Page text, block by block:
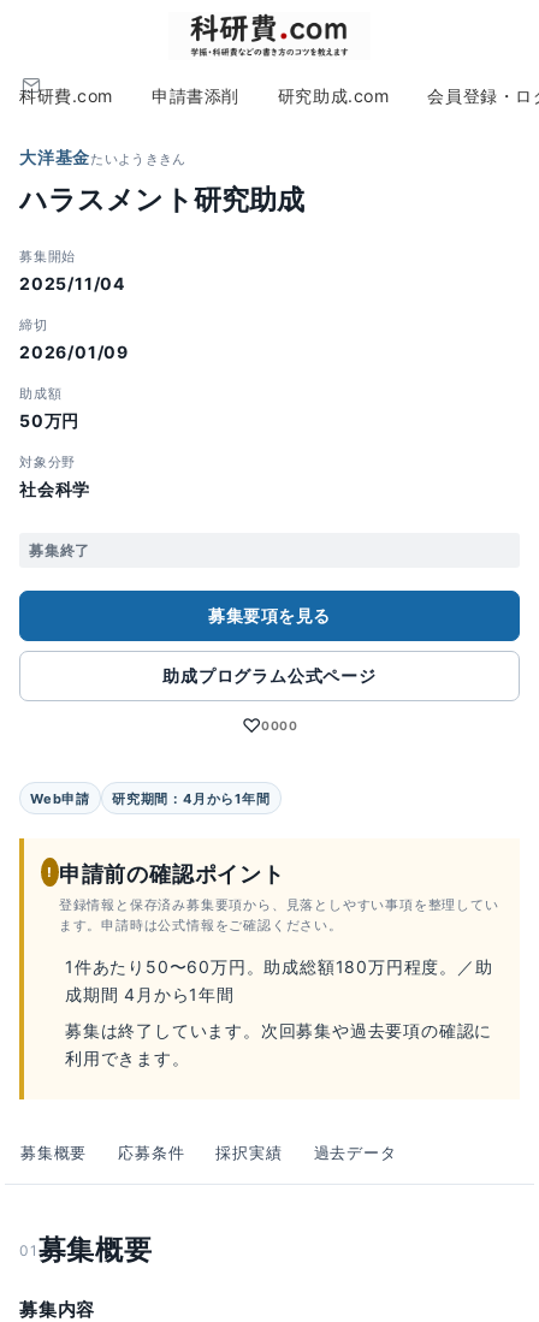
科研費.com 申請書添削 研究助成.com 会員登録・ロ
大洋基金たいようききん
ハラスメント研究助成
募集開始
2025/11/04
締切
2026/01/09
助成額
50万円
対象分野
社会科学
募集終了
募集要項を見る
助成プログラム公式ページ
♡0000
Web申請 研究期間：4月から1年間
! 申請前の確認ポイント
登録情報と保存済み募集要項から、見落としやすい事項を整理してい
ます。申請時は公式情報をご確認ください。
1件あたり50〜60万円。助成総額180万円程度。／助
成期間 4月から1年間
募集は終了しています。次回募集や過去要項の確認に
利用できます。
募集概要 応募条件 採択実績 過去データ
01 募集概要
募集内容